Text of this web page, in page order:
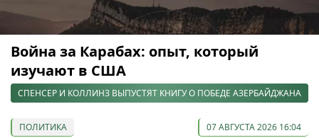
Война за Карабах: опыт, который
изучают в США
СПЕНСЕР И КОЛЛИНЗ ВЫПУСТЯТ КНИГУ О ПОБЕДЕ АЗЕРБАЙДЖАНА
ПОЛИТИКА 07 АВГУСТА 2026 16:04